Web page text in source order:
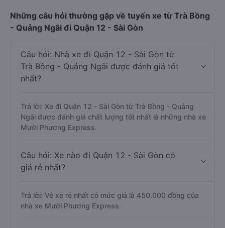
Những câu hỏi thường gặp về tuyến xe từ Trà Bồng
- Quảng Ngãi đi Quận 12 - Sài Gòn
Câu hỏi: Nhà xe đi Quận 12 - Sài Gòn từ
Trà Bồng - Quảng Ngãi được đánh giá tốt
nhất?
Trả lời: Xe đi Quận 12 - Sài Gòn từ Trà Bồng - Quảng
Ngãi được đánh giá chất lượng tốt nhất là những nhà xe
Mười Phương Express.
Câu hỏi: Xe nào đi Quận 12 - Sài Gòn có
giá rẻ nhất?
Trả lời: Vé xe rẻ nhất có mức giá là 450.000 đồng của
nhà xe Mười Phương Express.